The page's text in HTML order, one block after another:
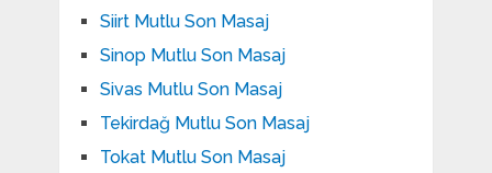
Siirt Mutlu Son Masaj
Sinop Mutlu Son Masaj
Sivas Mutlu Son Masaj
Tekirdağ Mutlu Son Masaj
Tokat Mutlu Son Masaj